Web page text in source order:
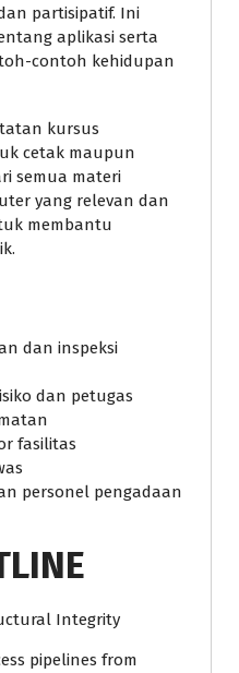
partisipatif. Ini
aplikasi serta
contoh kehidupan
kursus
cetak maupun
semua materi
yang relevan dan
membantu
dan inspeksi
dan petugas
fasilitas
personel pengadaan
Integrity
pipelines from